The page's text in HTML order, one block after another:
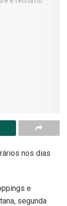
nos dias
e
segunda